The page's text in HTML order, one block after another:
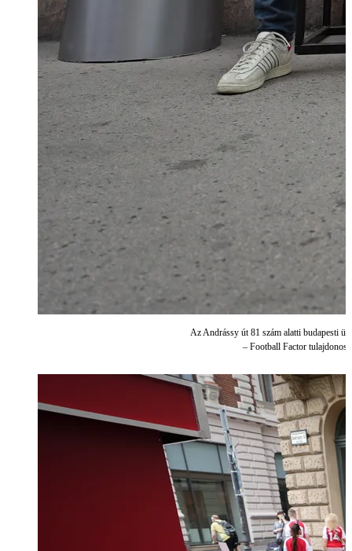
Az Andrássy út 81 szám alatti budapesti
– Football Factor